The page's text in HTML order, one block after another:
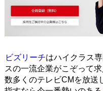
ビズリーチはハイクラス
スの一流企業がこぞって
数多くのテレビCMを放送